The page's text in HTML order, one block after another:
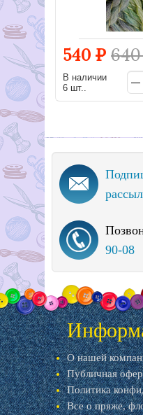
540 Р
В наличии
6 шт..
90-08
О нашей
Публичная
Политика
Все о пряже,